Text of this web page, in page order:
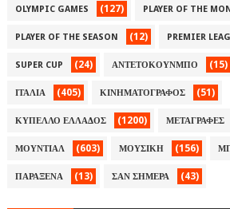
OLYMPIC GAMES (127) PLAYER OF THE
PLAYER OF THE SEASON (12) PREMIER
SUPER CUP (24) ΑΝΤΕΤΟΚΟΥΝΜΠΟ (15)
ΙΤΑΛΙΑ (405) ΚΙΝΗΜΑΤΟΓΡΑΦΟΣ (51)
ΚΥΠΕΛΛΟ ΕΛΛΑΔΟΣ (1200) ΜΕΤΑΓΡΑΦΕΣ
ΜΟΥΝΤΙΑΛ (603) ΜΟΥΣΙΚΗ (156)
ΠΑΡΑΞΕΝΑ (13) ΣΑΝ ΣΗΜΕΡΑ (43)